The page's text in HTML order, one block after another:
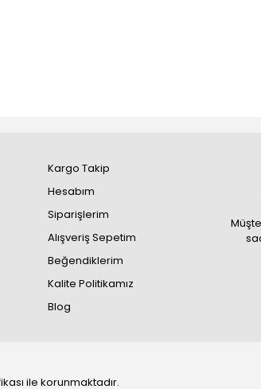
Kargo Takip
Hesabım
Siparişlerim
Alışveriş Sepetim
Beğendiklerim
Kalite Politikamız
Blog
ile korunmaktadır.